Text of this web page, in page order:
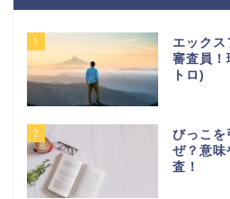
1
エックス
審査員！
トロ)
2
びっこを
ぜ？意味
査！